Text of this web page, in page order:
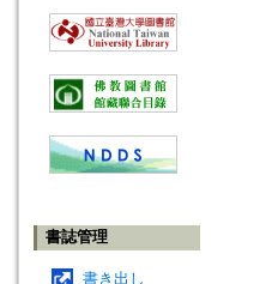
書誌管理
書き出し